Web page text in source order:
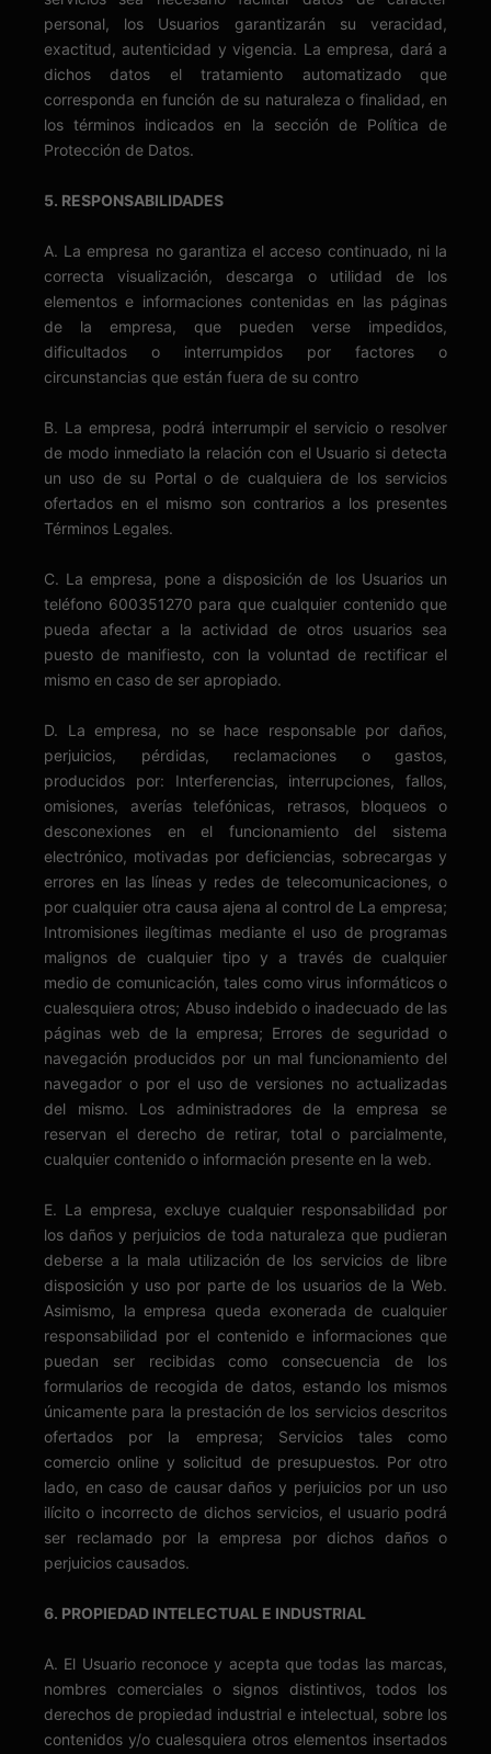
personal, los Usuarios garantizarán su veracidad,
exactitud, autenticidad y vigencia. La empresa, dará a
dichos datos el tratamiento automatizado que
corresponda en función de su naturaleza o finalidad, en
los términos indicados en la sección de Política de
Protección de Datos.
5. RESPONSABILIDADES
A. La empresa no garantiza el acceso continuado, ni la
correcta visualización, descarga o utilidad de los
elementos e informaciones contenidas en las páginas
de la empresa, que pueden verse impedidos,
dificultados o interrumpidos por factores o
circunstancias que están fuera de su contro
B. La empresa, podrá interrumpir el servicio o resolver
de modo inmediato la relación con el Usuario si detecta
un uso de su Portal o de cualquiera de los servicios
ofertados en el mismo son contrarios a los presentes
Términos Legales.
C. La empresa, pone a disposición de los Usuarios un
teléfono 600351270 para que cualquier contenido que
pueda afectar a la actividad de otros usuarios sea
puesto de manifiesto, con la voluntad de rectificar el
mismo en caso de ser apropiado.
D. La empresa, no se hace responsable por daños,
perjuicios, pérdidas, reclamaciones o gastos,
producidos por: Interferencias, interrupciones, fallos,
omisiones, averías telefónicas, retrasos, bloqueos o
desconexiones en el funcionamiento del sistema
electrónico, motivadas por deficiencias, sobrecargas y
errores en las líneas y redes de telecomunicaciones, o
por cualquier otra causa ajena al control de La empresa;
Intromisiones ilegítimas mediante el uso de programas
malignos de cualquier tipo y a través de cualquier
medio de comunicación, tales como virus informáticos o
cualesquiera otros; Abuso indebido o inadecuado de las
páginas web de la empresa; Errores de seguridad o
navegación producidos por un mal funcionamiento del
navegador o por el uso de versiones no actualizadas
del mismo. Los administradores de la empresa se
reservan el derecho de retirar, total o parcialmente,
cualquier contenido o información presente en la web.
E. La empresa, excluye cualquier responsabilidad por
los daños y perjuicios de toda naturaleza que pudieran
deberse a la mala utilización de los servicios de libre
disposición y uso por parte de los usuarios de la Web.
Asimismo, la empresa queda exonerada de cualquier
responsabilidad por el contenido e informaciones que
puedan ser recibidas como consecuencia de los
formularios de recogida de datos, estando los mismos
únicamente para la prestación de los servicios descritos
ofertados por la empresa; Servicios tales como
comercio online y solicitud de presupuestos. Por otro
lado, en caso de causar daños y perjuicios por un uso
ilícito o incorrecto de dichos servicios, el usuario podrá
ser reclamado por la empresa por dichos daños o
perjuicios causados.
6. PROPIEDAD INTELECTUAL E INDUSTRIAL
A. El Usuario reconoce y acepta que todas las marcas,
nombres comerciales o signos distintivos, todos los
derechos de propiedad industrial e intelectual, sobre los
contenidos y/o cualesquiera otros elementos insertados